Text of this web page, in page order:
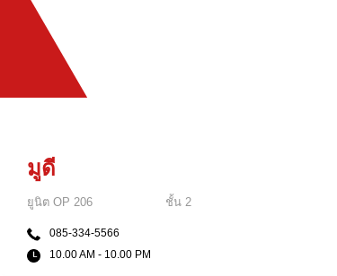
มูดี
ยูนิต OP 206 ชั้น 2
085-334-5566
10.00 AM - 10.00 PM